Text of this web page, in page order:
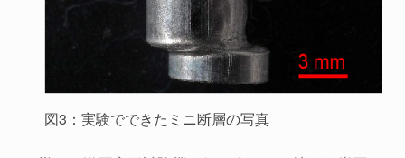
図3：実験でできたミニ断層の写真